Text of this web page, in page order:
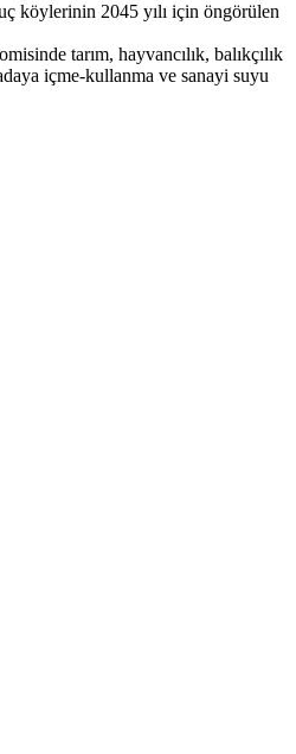
köylerinin 2045 yılı için öngörülen
tarım, hayvancılık, balıkçılık
içme-kullanma ve sanayi suyu